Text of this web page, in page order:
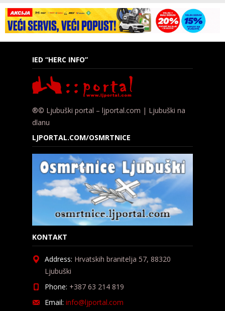
IED “HERC INFO”
®© Ljubuški portal – ljportal.com | Ljubuški na
dlanu
LJPORTAL.COM/OSMRTNICE
KONTAKT
Address: Hrvatskih branitelja 57, 88320
Ljubuški
Phone: +387 63 214 819
Email: info@ljportal.com